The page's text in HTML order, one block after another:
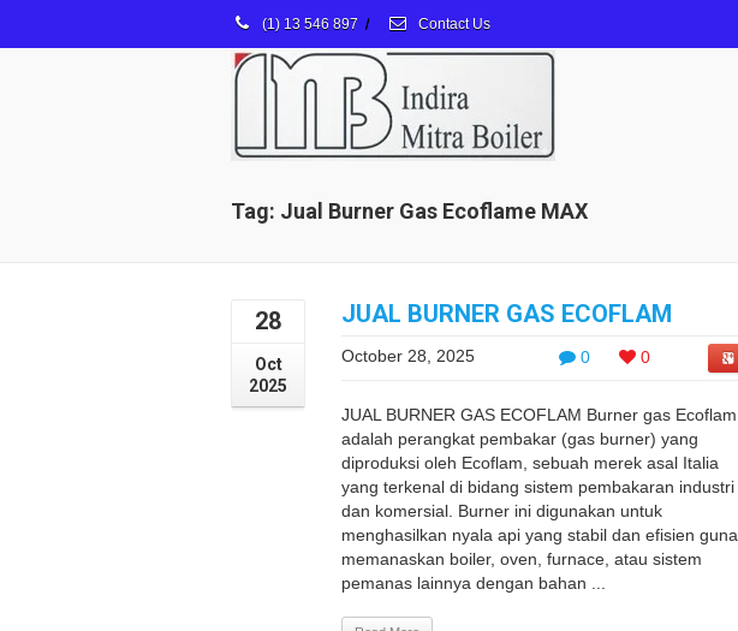
(1) 13 546 897 / Contact Us
Tag: Jual Burner Gas Ecoflame MAX
28
Oct
2025
JUAL BURNER GAS ECOFLAM
0 0
October 28, 2025
JUAL BURNER GAS ECOFLAM Burner gas Ecoflam
adalah perangkat pembakar (gas burner) yang
diproduksi oleh Ecoflam, sebuah merek asal Italia
yang terkenal di bidang sistem pembakaran industri
dan komersial. Burner ini digunakan untuk
menghasilkan nyala api yang stabil dan efisien guna
memanaskan boiler, oven, furnace, atau sistem
pemanas lainnya dengan bahan ...